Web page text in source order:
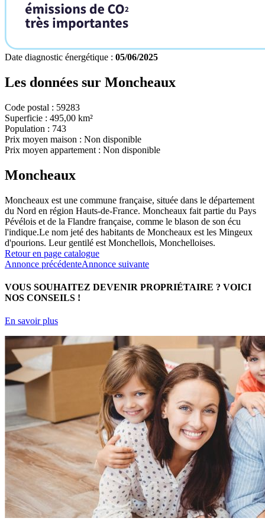
Date diagnostic énergétique : 05/06/2025
Les données sur Moncheaux
Code postal : 59283
Superficie : 495,00 km²
Population : 743
Prix moyen maison : Non disponible
Prix moyen appartement : Non disponible
Moncheaux
Moncheaux est une commune française, située dans le département
du Nord en région Hauts-de-France. Moncheaux fait partie du Pays
Pévélois et de la Flandre française, comme le blason de son écu
l'indique.Le nom jeté des habitants de Moncheaux est les Mingeux
d'pourions. Leur gentilé est Monchellois, Monchelloises.
Retour en page catalogue
Annonce précédenteAnnonce suivante
VOUS SOUHAITEZ DEVENIR PROPRIÉTAIRE ? VOICI
NOS CONSEILS !
En savoir plus